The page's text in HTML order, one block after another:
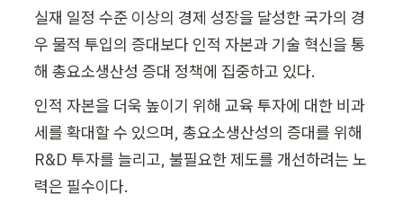
실재 일정 수준 이상의 경제 성장을 달성한 국가의 경
우 물적 투입의 증대보다 인적 자본과 기술 혁신을 통
해 총요소생산성 증대 정책에 집중하고 있다.
인적 자본을 더욱 높이기 위해 교육 투자에 대한 비과
세를 확대할 수 있으며, 총요소생산성의 증대를 위해
R&D 투자를 늘리고, 불필요한 제도를 개선하려는 노
력은 필수이다.